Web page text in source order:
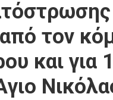
τον
και για